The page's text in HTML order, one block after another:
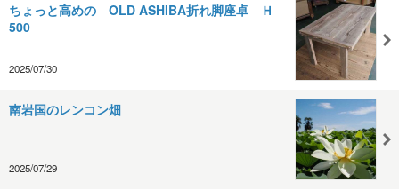
ちょっと高めの OLD ASHIBA折れ脚座卓 Ｈ
500
2025/07/30
南岩国のレンコン畑
2025/07/29